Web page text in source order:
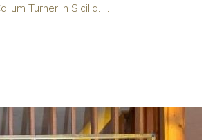
Turner in Sicilia.